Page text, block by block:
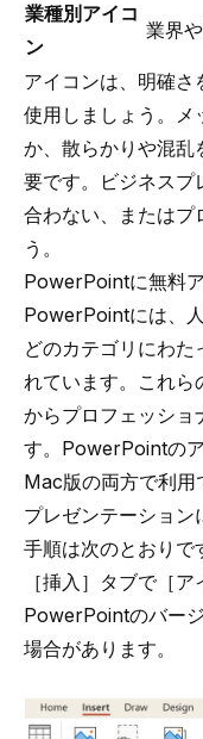
業種別アイコ
ン
業界
アイコンは、明確さ
使用しましょう。メ
か、散らかりや混乱
要です。ビジネスプ
合わない、またはプ
う。
PowerPointに無料
PowerPointには、
どのカテゴリにわた
れています。これら
からプロフェッショ
す。PowerPointの
Mac版の両方で利用
プレゼンテーショ
手順は次のとおりで
［挿入］タブで［
PowerPointのバー
場合があります。